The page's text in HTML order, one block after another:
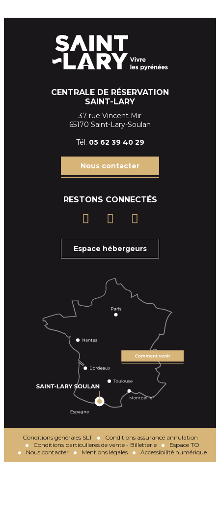
CENTRALE DE RÉSERVATION
SAINT-LARY
37 rue Vincent Mir
65170 Saint-Lary-Soulan
Tél. 05 62 39 40 29
Nous contacter
RESTONS CONNECTÉS
Espace hébergeurs
Conditions générales SLT
Conditions assurance annulation
Conditions particulieres de vente - Billetterie
Espace TO
Nous contacter
Mentions légales Accessibilité numérique